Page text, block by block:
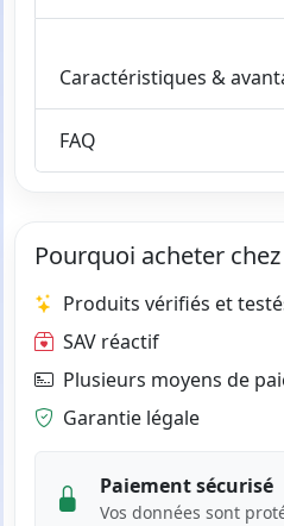
Caractéristiques &
FAQ
Pourquoi acheter
Produits vérifiés et
SAV réactif
Plusieurs moyens de
Garantie légale
Paiement sécurisé
Vos données sont